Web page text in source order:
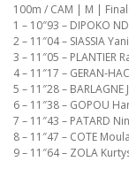
100m / CAM | M |
1 – 10″93 – DIPOKO
2 – 11″04 – SIASSIA
3 – 11″05 – PLANTIER
4 – 11″17 – GERAN-
5 – 11″28 –
6 – 11″38 – GOPOU
7 – 11″43 – PATARD
8 – 11″47 – COTE
9 – 11″64 – ZOLA